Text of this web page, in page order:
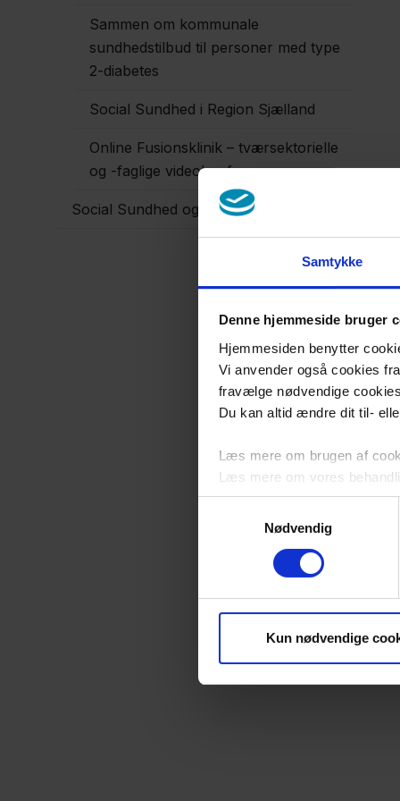
Samtykke
Denne hjemmeside bruger
Hjemmesiden benytter
Vi anvender også cookies
fravælge nødvendige
Du kan altid ændre dit til-
Læs mere om brugen af
Læs mere om vores
Nødvendig
Kun nødvendige
Sammen om kommunale
sundhedstilbud til personer med type
2-diabetes
Social Sundhed i Region Sjælland
Online Fusionsklinik – tværsektorielle
og -faglige videokonferencer
Social Sundhed og frivillige brobyggere